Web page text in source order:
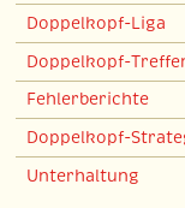
Doppelkopf-Liga
Doppelkopf-
Fehlerberichte
Doppelkopf-
Unterhaltung